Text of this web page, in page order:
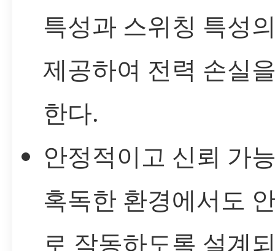
특성과 스위칭 특성
제공하여 전력 손실
한다.
안정적이고 신뢰 가
혹독한 환경에서도
로 작동하도록 설계